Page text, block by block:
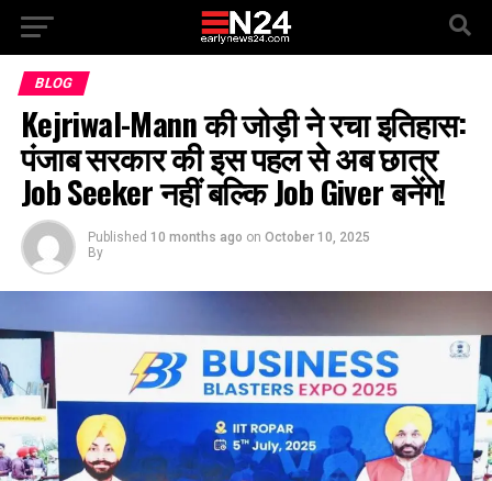
BLOG
Kejriwal-Mann की जोड़ी ने रचा इतिहास:
पंजाब सरकार की इस पहल से अब छात्र
Job Seeker नहीं बल्कि Job Giver बनेंगे!
Published 10 months ago on October 10, 2025
By